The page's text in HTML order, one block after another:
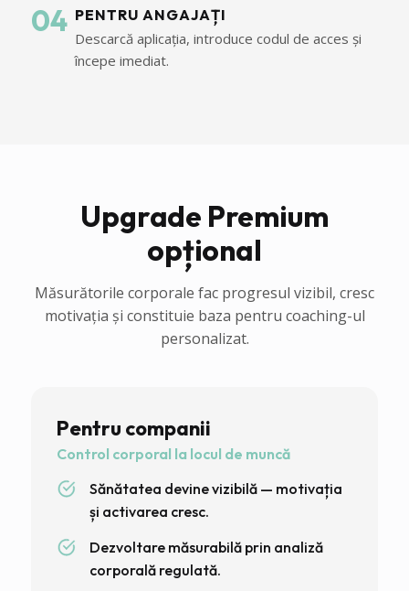
04 PENTRU ANGAJAȚI
Descarcă aplicația, introduce codul de acces și
începe imediat.
Upgrade Premium
opțional
Măsurătorile corporale fac progresul vizibil, cresc
motivația și constituie baza pentru coaching-ul
personalizat.
Pentru companii
Control corporal la locul de muncă
Sănătatea devine vizibilă — motivația
și activarea cresc.
Dezvoltare măsurabilă prin analiză
corporală regulată.